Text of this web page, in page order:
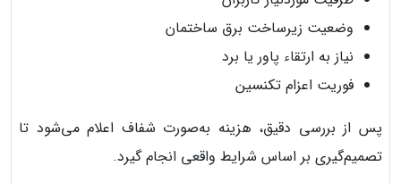
وضعیت زیرساخت برق ساختمان
نیاز به ارتقاء پاور یا برد
فوریت اعزام تکنسین
پس از بررسی دقیق، هزینه به‌صورت شفاف اعلام می‌شود تا
تصمیم‌گیری بر اساس شرایط واقعی انجام گیرد.